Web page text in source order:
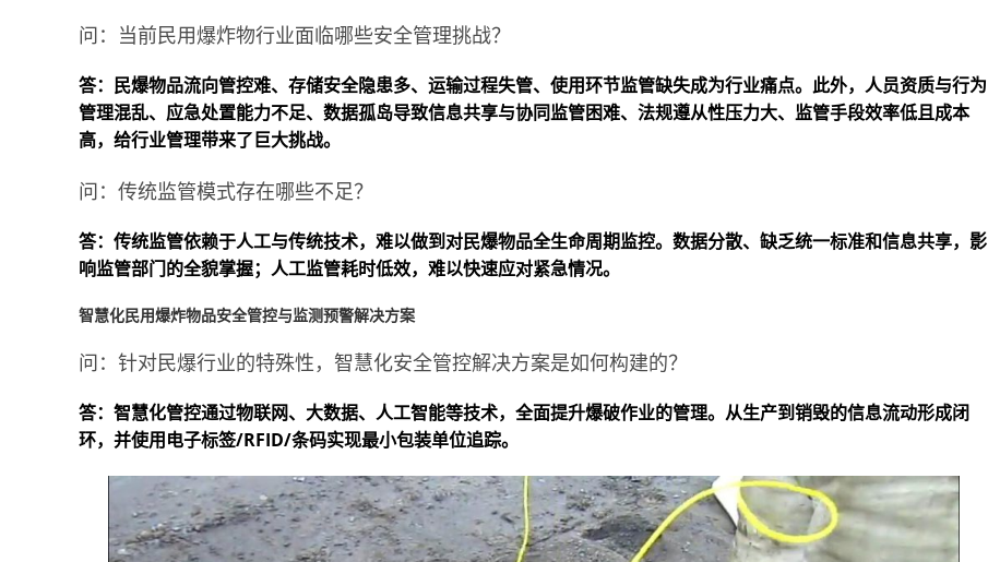
问：当前民用爆炸物行业面临哪些安全管理挑战？
答：民爆物品流向管控难、存储安全隐患多、运输过程失管、使用环节监管缺失成为行业痛点。此外，人员资质与行为
管理混乱、应急处置能力不足、数据孤岛导致信息共享与协同监管困难、法规遵从性压力大、监管手段效率低且成本
高，给行业管理带来了巨大挑战。
问：传统监管模式存在哪些不足？
答：传统监管依赖于人工与传统技术，难以做到对民爆物品全生命周期监控。数据分散、缺乏统一标准和信息共享，影
响监管部门的全貌掌握；人工监管耗时低效，难以快速应对紧急情况。
智慧化民用爆炸物品安全管控与监测预警解决方案
问：针对民爆行业的特殊性，智慧化安全管控解决方案是如何构建的？
答：智慧化管控通过物联网、大数据、人工智能等技术，全面提升爆破作业的管理。从生产到销毁的信息流动形成闭
环，并使用电子标签/RFID/条码实现最小包装单位追踪。